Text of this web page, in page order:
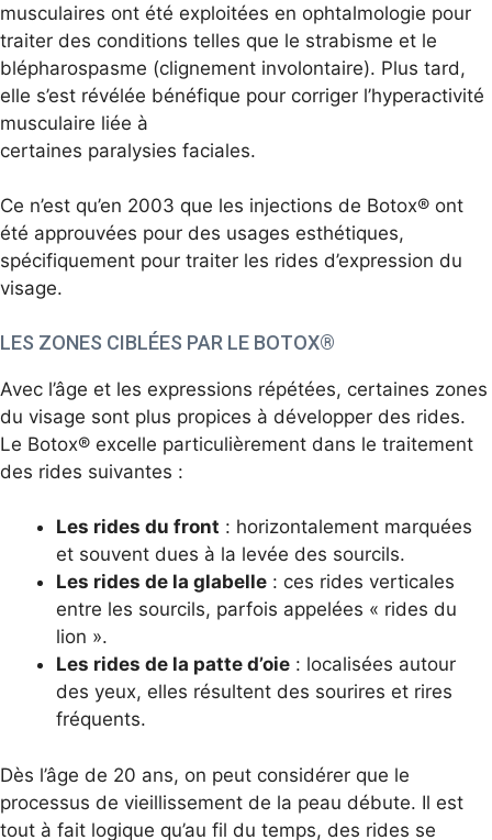
musculaires ont été exploitées en ophtalmologie pour
traiter des conditions telles que le strabisme et le
blépharospasme (clignement involontaire). Plus tard,
elle s’est révélée bénéfique pour corriger l’hyperactivité
musculaire liée à
certaines paralysies faciales.
Ce n’est qu’en 2003 que les injections de Botox® ont
été approuvées pour des usages esthétiques,
spécifiquement pour traiter les rides d’expression du
visage.
LES ZONES CIBLÉES PAR LE BOTOX®
Avec l’âge et les expressions répétées, certaines zones
du visage sont plus propices à développer des rides.
Le Botox® excelle particulièrement dans le traitement
des rides suivantes :
Les rides du front : horizontalement marquées
et souvent dues à la levée des sourcils.
Les rides de la glabelle : ces rides verticales
entre les sourcils, parfois appelées « rides du
lion ».
Les rides de la patte d’oie : localisées autour
des yeux, elles résultent des sourires et rires
fréquents.
Dès l’âge de 20 ans, on peut considérer que le
processus de vieillissement de la peau débute. Il est
tout à fait logique qu’au fil du temps, des rides se